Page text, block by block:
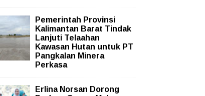
Pemerintah Provinsi
Kalimantan Barat Tindak
Lanjuti Telaahan
Kawasan Hutan untuk PT
Pangkalan Minera
Perkasa
Erlina Norsan Dorong